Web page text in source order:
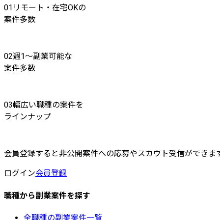
01 リモート・在宅OKの
案件多数
02週1〜副業可能な
案件多数
03幅広い職種の案件を
ラインナップ
会員登録すると非公開案件への応募やスカウト受信ができま
ログイン会員登録
職種から副業案件を探す
全職種の副業案件一覧